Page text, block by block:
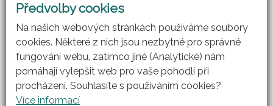
(CZ.1.07/1.3.00/51.0007)
Předvolby cookies
Na našich webových stránkách používáme soubory
cookies. Některé z nich jsou nezbytné pro správné
fungování webu, zatímco jiné (Analytické) nám
pomáhají vylepšit web pro vaše pohodlí při
procházení. Souhlasíte s používáním cookies?
Více informací